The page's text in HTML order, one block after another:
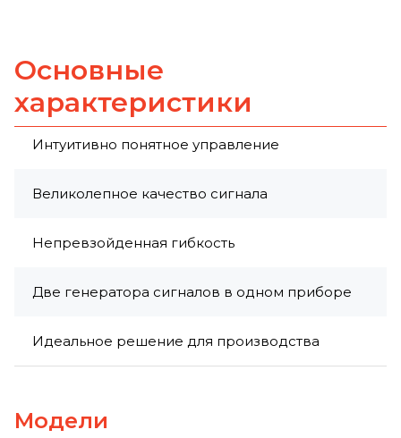
Основные
характеристики
Интуитивно понятное управление
Великолепное качество сигнала
Непревзойденная гибкость
Две генератора сигналов в одном приборе
Идеальное решение для производства
Модели